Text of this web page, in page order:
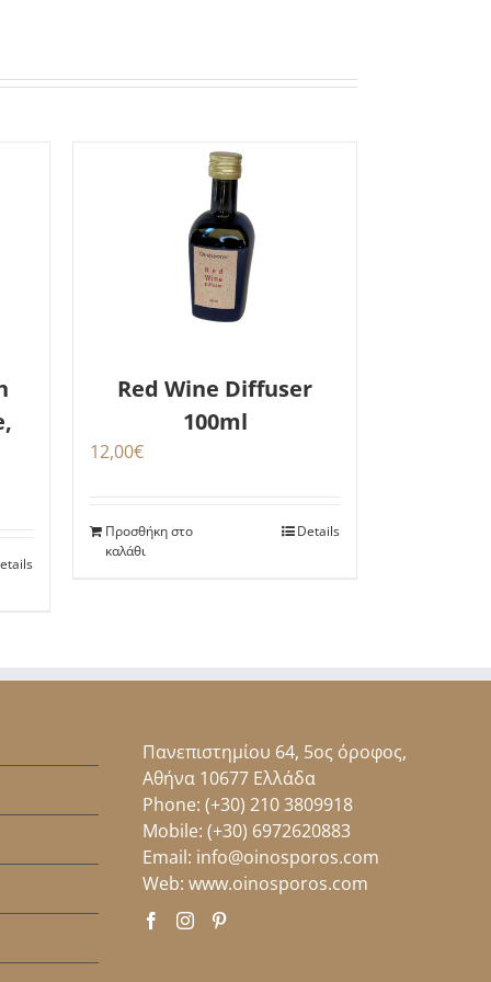
Red Wine Diffuser
100ml
12,00€
Προσθήκη στο
καλάθι
Details
Πανεπιστημίου 64, 5ος όροφος,
Αθήνα 10677 Ελλάδα
Phone: (+30) 210 3809918
Mobile: (+30) 6972620883
Email: info@oinosporos.com
Web: www.oinosporos.com